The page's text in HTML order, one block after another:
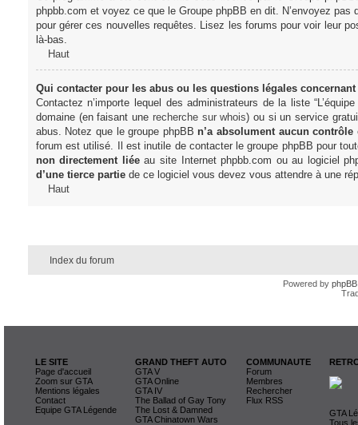
phpbb.com et voyez ce que le Groupe phpBB en dit. N’envoyez
pour gérer ces nouvelles requêtes. Lisez les forums pour voir leur
là-bas.
Haut
Qui contacter pour les abus ou les questions légales
Contactez n’importe lequel des administrateurs de la liste
domaine (en faisant une recherche sur whois) ou si un service
abus. Notez que le groupe phpBB n’a absolument aucun contrôle
forum est utilisé. Il est inutile de contacter le groupe phpBB pour
non directement liéeau site Internet phpbb.com ou au logiciel
d’une tierce partiede ce logiciel vous devez vous attendre à une
Haut
Index du forum
Powered by phpBB
LE SITE
Page d'accueil
Zoom sur GTA
Mentions légales
Contact
Equipe GTA Légende
GRAND THEFT AUTO
GTA V
GTA Online
GTA IV
The Ballad of Gay Tony
The Lost & Damned
GTA Chinatown Wars
COMMUNAUTE
Forum
Membres
Rechercher
Flux RSS
GTA
Tous